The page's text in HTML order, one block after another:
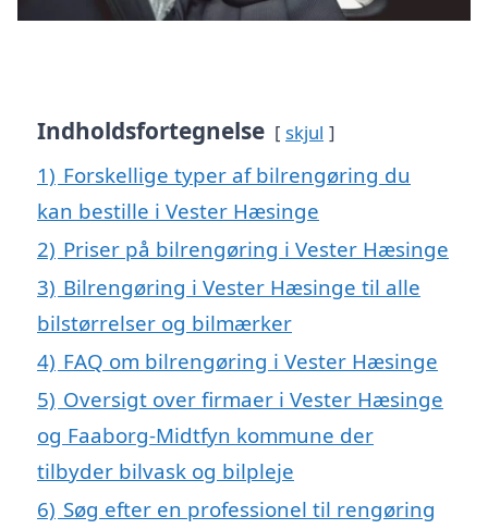
Indholdsfortegnelse skjul
1) Forskellige typer af bilrengøring du
kan bestille i Vester Hæsinge
2) Priser på bilrengøring i Vester Hæsinge
3) Bilrengøring i Vester Hæsinge til alle
bilstørrelser og bilmærker
4) FAQ om bilrengøring i Vester Hæsinge
5) Oversigt over firmaer i Vester Hæsinge
og Faaborg-Midtfyn kommune der
tilbyder bilvask og bilpleje
6) Søg efter en professionel til rengøring